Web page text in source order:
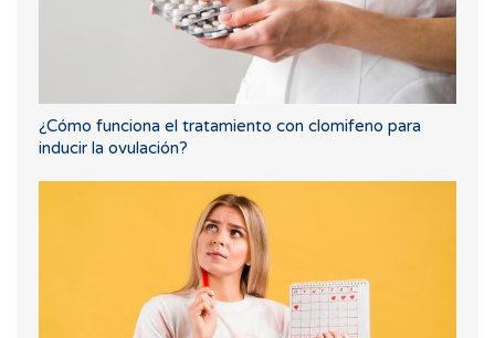
¿Cómo funciona el tratamiento con clomifeno para
inducir la ovulación?